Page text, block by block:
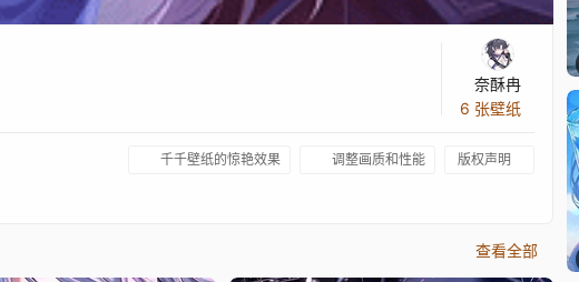
奈酥冉
6 张壁纸
千千壁纸的惊艳效果 调整画质和性能 版权声明
查看全部